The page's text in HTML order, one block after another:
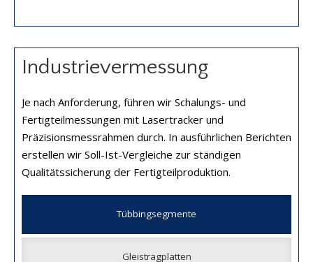
Industrievermessung
Je nach Anforderung, führen wir Schalungs- und
Fertigteilmessungen mit Lasertracker und
Präzisionsmessrahmen durch. In ausführlichen Berichten
erstellen wir Soll-Ist-Vergleiche zur ständigen
Qualitätssicherung der Fertigteilproduktion.
Tübbingsegmente
Gleistragplatten